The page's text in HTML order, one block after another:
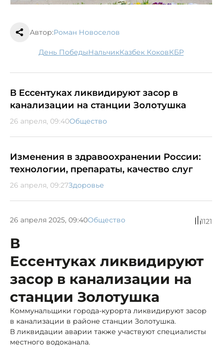
Автор:Роман Новоселов
День Победы Нальчик Казбек Коков КБР
В Ессентуках ликвидируют засор в
канализации на станции Золотушка
26 апреля, 09:40Общество
Изменения в здравоохранении России:
технологии, препараты, качество слуг
26 апреля, 09:27Здоровье
26 апреля 2025, 09:40Общество 1121
В
Ессентуках ликвидируют
засор в канализации на
станции Золотушка
Коммунальщики города-курорта ликвидируют засор
в канализации в районе станции Золотушка.
В ликвидации аварии также участвуют специалисты
местного водоканала.